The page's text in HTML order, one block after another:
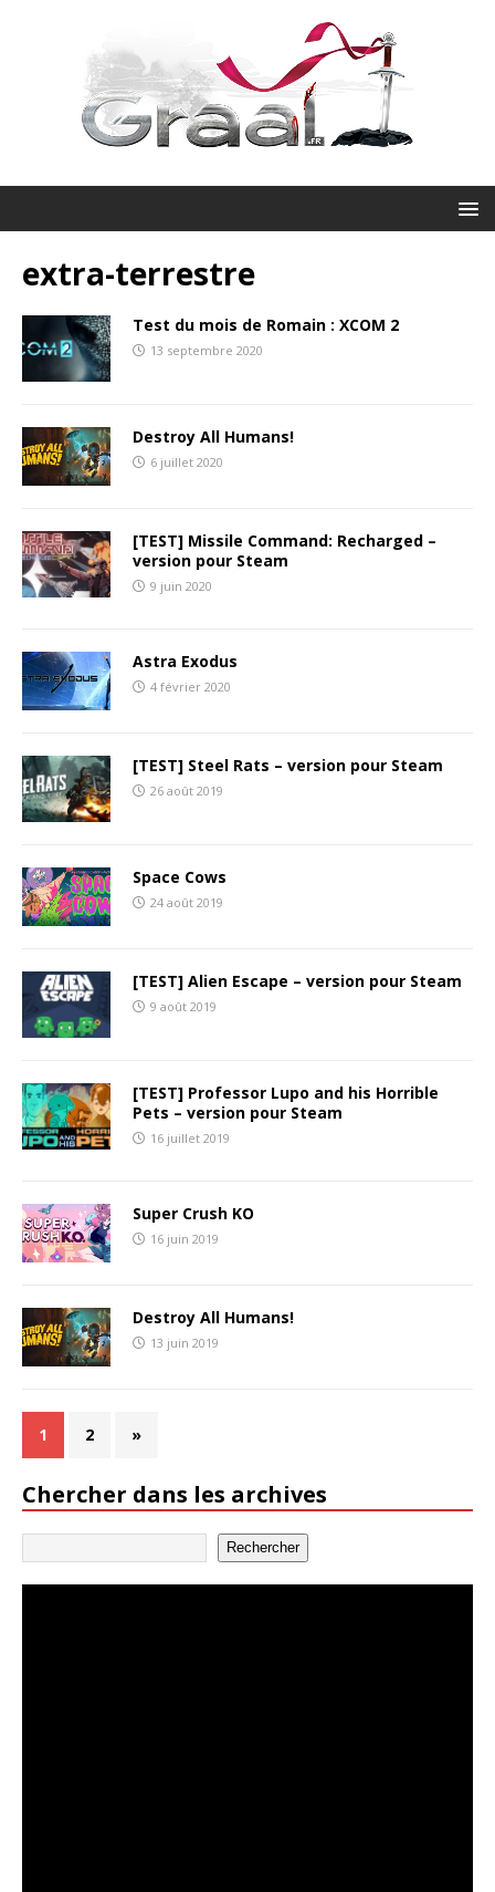
extra-terrestre
Test du mois de Romain : XCOM 2
13 septembre 2020
Destroy All Humans!
6 juillet 2020
[TEST] Missile Command: Recharged –
version pour Steam
9 juin 2020
Astra Exodus
4 février 2020
[TEST] Steel Rats – version pour Steam
26 août 2019
Space Cows
24 août 2019
[TEST] Alien Escape – version pour Steam
9 août 2019
[TEST] Professor Lupo and his Horrible
Pets – version pour Steam
16 juillet 2019
Super Crush KO
16 juin 2019
Destroy All Humans!
13 juin 2019
1 2 »
Chercher dans les archives
Rechercher